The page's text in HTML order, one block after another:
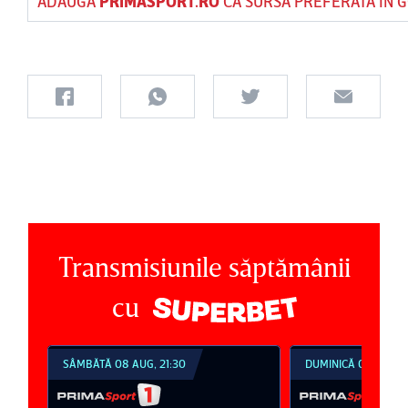
Transmisiunile săptămânii
cu
DUMINICĂ 09 AUG, 18:30 DUMINICĂ 09 AUG,